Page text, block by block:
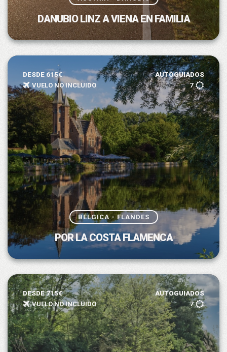
DANUBIO LINZ A VIENA EN FAMILIA
DESDE 615€
AUTOGUIADOS
VUELO NO INCLUIDO
7
BÉLGICA - FLANDES
POR LA COSTA FLAMENCA
DESDE 715€
AUTOGUIADOS
VUELO NO INCLUIDO
7